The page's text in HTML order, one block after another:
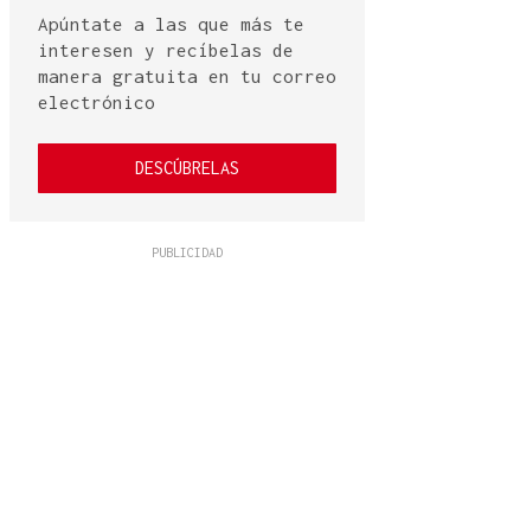
Apúntate a las que más te
interesen y recíbelas de
manera gratuita en tu correo
electrónico
DESCÚBRELAS